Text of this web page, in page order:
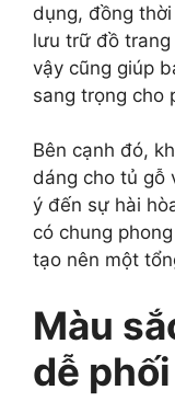
dụng, đồng
lưu trữ đồ
vậy cũng giúp
sang trọng cho
Bên cạnh đó,
dáng cho tủ gỗ
ý đến sự hài
có chung
tạo nên một
Màu
dễ